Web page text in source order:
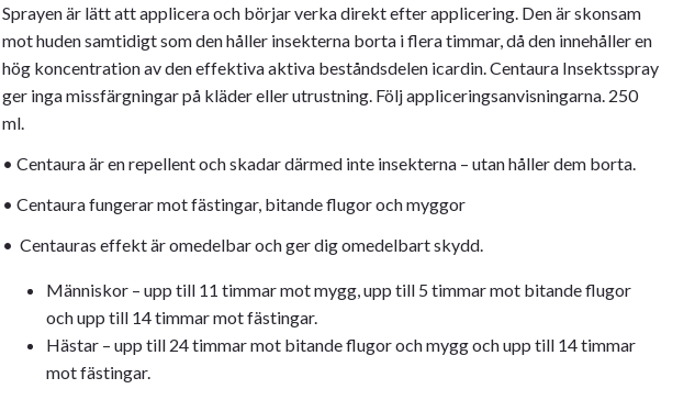
Sprayen är lätt att applicera och börjar verka direkt efter applicering. Den är skonsam
mot huden samtidigt som den håller insekterna borta i flera timmar, då den innehåller en
hög koncentration av den effektiva aktiva beståndsdelen icardin. Centaura Insektsspray
ger inga missfärgningar på kläder eller utrustning. Följ appliceringsanvisningarna. 250
ml.
• Centaura är en repellent och skadar därmed inte insekterna – utan håller dem borta.
• Centaura fungerar mot fästingar, bitande flugor och myggor
• Centauras effekt är omedelbar och ger dig omedelbart skydd.
Människor – upp till 11 timmar mot mygg, upp till 5 timmar mot bitande flugor
och upp till 14 timmar mot fästingar.
Hästar – upp till 24 timmar mot bitande flugor och mygg och upp till 14 timmar
mot fästingar.